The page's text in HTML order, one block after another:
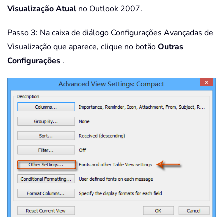
Visualização Atual no Outlook 2007.
Passo 3: Na caixa de diálogo Configurações Avançadas de
Visualização que aparece, clique no botãoOutras
Configurações .